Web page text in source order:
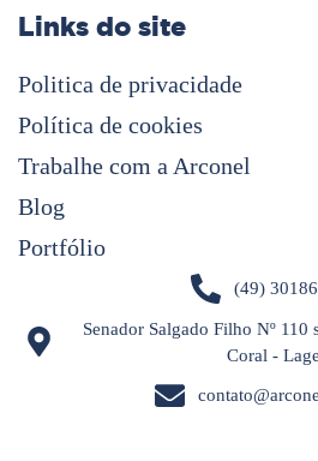
Links do site
Politica de privacidade
Política de cookies
Trabalhe com a Arconel
Blog
Portfólio
(49)
Senador Salgado Filho Nº 110
Coral -